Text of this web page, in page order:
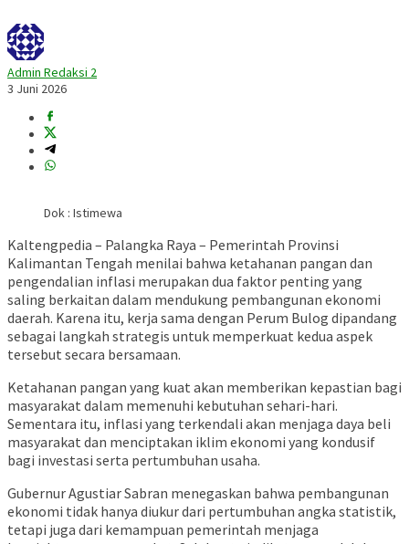
Admin Redaksi 2
3 Juni 2026
Dok : Istimewa
Kaltengpedia – Palangka Raya – Pemerintah Provinsi
Kalimantan Tengah menilai bahwa ketahanan pangan dan
pengendalian inflasi merupakan dua faktor penting yang
saling berkaitan dalam mendukung pembangunan ekonomi
daerah. Karena itu, kerja sama dengan Perum Bulog dipandang
sebagai langkah strategis untuk memperkuat kedua aspek
tersebut secara bersamaan.
Ketahanan pangan yang kuat akan memberikan kepastian bagi
masyarakat dalam memenuhi kebutuhan sehari-hari.
Sementara itu, inflasi yang terkendali akan menjaga daya beli
masyarakat dan menciptakan iklim ekonomi yang kondusif
bagi investasi serta pertumbuhan usaha.
Gubernur Agustiar Sabran menegaskan bahwa pembangunan
ekonomi tidak hanya diukur dari pertumbuhan angka statistik,
tetapi juga dari kemampuan pemerintah menjaga